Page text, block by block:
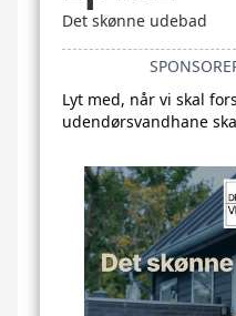
Det skønne udebad
Lyt med, når vi skal
udendørsvandhane